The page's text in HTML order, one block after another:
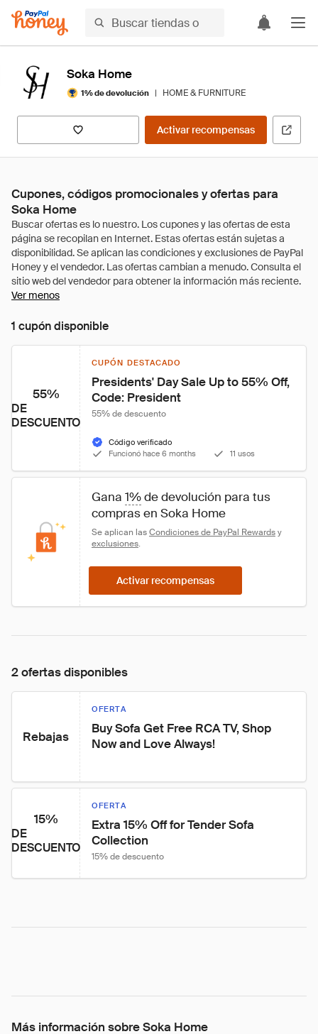
Soka Home
1% de devolución | HOME & FURNITURE
Activar recompensas
Cupones, códigos promocionales y ofertas para
Soka Home
Ver menos
1 cupón disponible
55%
DE
DESCUENTO
CUPÓN DESTACADO
Presidents' Day Sale Up to 55% Off,
Code: President
55% de descuento
Código verificado
Funcionó hace 6 months
11 usos
Gana 1% de devolución para tus
compras en Soka Home
Se aplican las Condiciones de PayPal Rewards y
exclusiones.
Activar recompensas
2 ofertas disponibles
Rebajas
OFERTA
Buy Sofa Get Free RCA TV, Shop
Now and Love Always!
15%
DE
DESCUENTO
OFERTA
Extra 15% Off for Tender Sofa
Collection
15% de descuento
Más información sobre Soka Home